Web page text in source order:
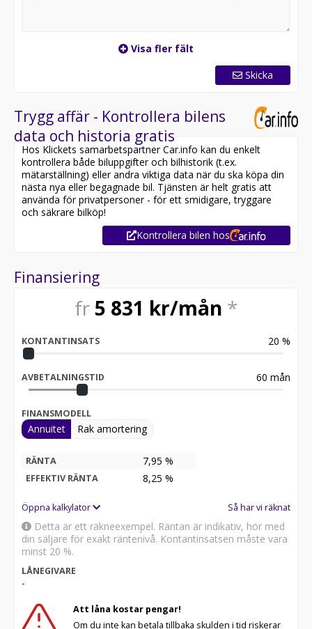
Visa fler fält
Skicka
Trygg affär - Kontrollera bilens
data och historia gratis
Hos Klickets samarbetspartner Car.info kan du enkelt
kontrollera både biluppgifter och bilhistorik (t.ex.
mätarställning) eller andra viktiga data när du ska köpa din
nästa nya eller begagnade bil. Tjänsten är helt gratis att
använda för privatpersoner - för ett smidigare, tryggare
och säkrare bilköp!
Kontrollera bilen hos
Finansiering
fr 5 831 kr/mån *
KONTANTINSATS 20 %
AVBETALNINGSTID 60 mån
FINANSMODELL
Annuitet Rak amortering
RÄNTA 7,95 %
EFFEKTIV RÄNTA 8,25 %
Öppna kalkylator Så har vi räknat
Detta är ett räkneexempel. Räntan är indikativ, hör med
din säljare för exakt räntenivå. Kontantinsatsen måste vara
minst 20 %.
LÅNEGIVARE
-
Att låna kostar pengar!
Om du inte kan betala tillbaka skulden i tid riskerar